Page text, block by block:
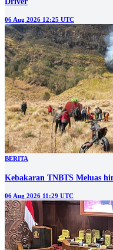
06 Aug 2026 12:25 UTC
BERITA
Kebakaran TNBTS Meluas
06 Aug 2026 11:29 UTC